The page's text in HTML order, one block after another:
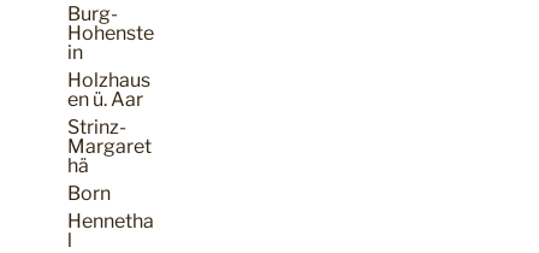
Burg-
Hohenste
in
Holzhaus
en ü. Aar
Strinz-
Margaret
hä
Born
Hennetha
l